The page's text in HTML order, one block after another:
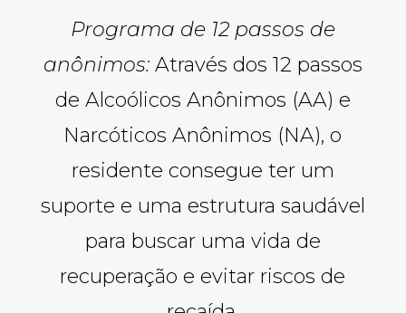
Programa de 12 passos de
anônimos:Através dos 12 passos
de Alcoólicos Anônimos (AA) e
Narcóticos Anônimos (NA), o
residente consegue ter um
suporte e uma estrutura saudável
para buscar uma vida de
recuperação e evitar riscos de